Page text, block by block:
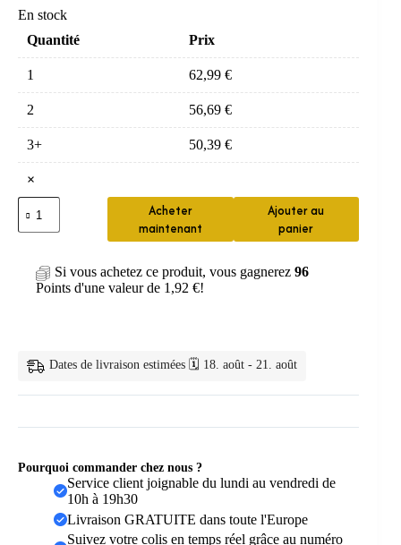
En stock
Quantité
Prix
1 62,99 €
2 56,69 €
3+ 50,39 €
×
quantité
de
Colonne
douche
pluie
réglable
Acheter
maintenant
Ajouter au
panier
Si vous achetez ce produit, vous gagnerez 96
Points d'une valeur de 1,92 €!
Dates de livraison estimées 🗓️ 18. août - 21. août
Pourquoi commander chez nous ?
Service client joignable du lundi au vendredi de
10h à 19h30
Livraison GRATUITE dans toute l'Europe
Suivez votre colis en temps réel grâce au numéro